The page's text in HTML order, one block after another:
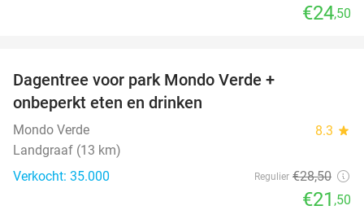
€24,50
Dagentree voor park Mondo Verde +
onbeperkt eten en drinken
Mondo Verde 8.3 star
Landgraaf (13 km)
Verkocht: 35.000
Regulier €28,50
€21 ,50